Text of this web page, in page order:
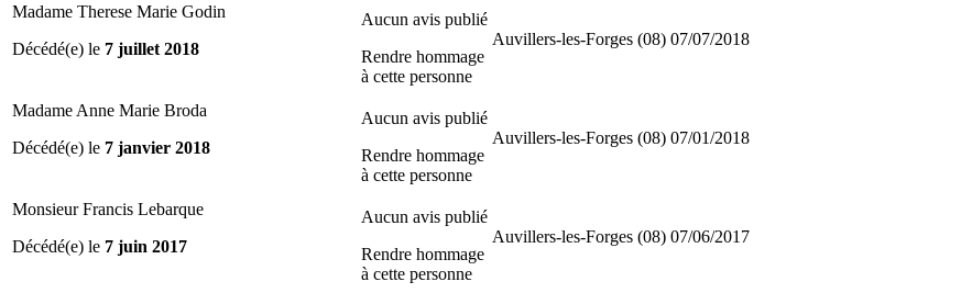
Madame Therese Marie Godin
Décédé(e) le 7 juillet 2018
Aucun avis publié
Rendre hommage
à cette personne
Auvillers-les-Forges (08) 07/07/2018
Madame Anne Marie Broda
Décédé(e) le 7 janvier 2018
Aucun avis publié
Rendre hommage
à cette personne
Auvillers-les-Forges (08) 07/01/2018
Monsieur Francis Lebarque
Décédé(e) le 7 juin 2017
Aucun avis publié
Rendre hommage
à cette personne
Auvillers-les-Forges (08) 07/06/2017